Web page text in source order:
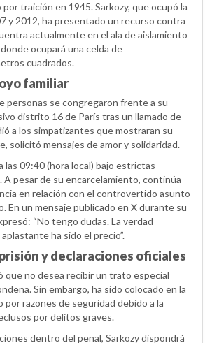
traición en 1945. Sarkozy, que ocupó la
y 2012, ha presentado un recurso contra
actualmente en el ala de aislamiento
ocupará una celda de
cuadrados.
familiar
personas se congregaron frente a su
distrito 16 de París tras un llamado de
a los simpatizantes que mostraran su
solicitó mensajes de amor y solidaridad.
las 09:40 (hora local) bajo estrictas
A pesar de su encarcelamiento, continúa
en relación con el controvertido asunto
En un mensaje publicado en X durante su
“No tengo dudas. La verdad
ha sido el precio”.
y declaraciones oficiales
que no desea recibir un trato especial
Sin embargo, ha sido colocado en la
por razones de seguridad debido a la
por delitos graves.
dentro del penal, Sarkozy dispondrá